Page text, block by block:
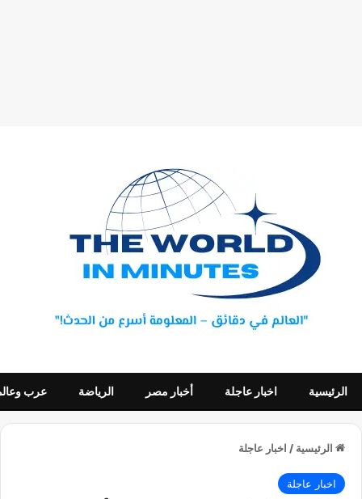
الرئيسية اخبار عاجلة أخبار مصر الرياضة عرب
الرئيسية / اخبار عاجلة
اخبار عاجلة